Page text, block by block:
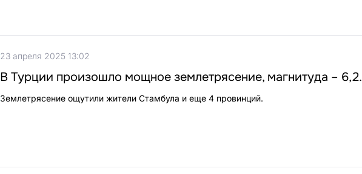
23 апреля 2025 13:02
В Турции произошло мощное землетрясение, магнитуда – 6,2.
Землетрясение ощутили жители Стамбула и еще 4 провинций.